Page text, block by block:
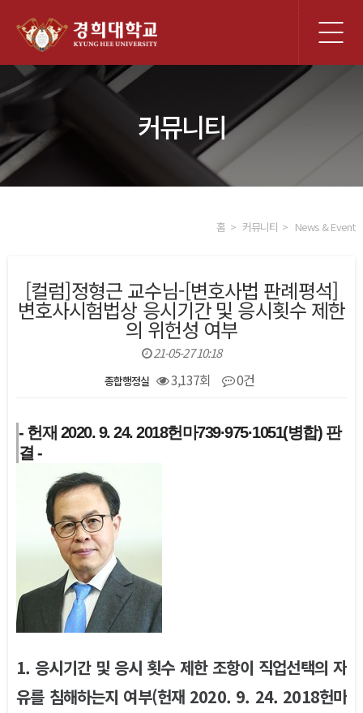
체
메
커뮤니티
홈 커뮤니티 News & Event
[컬럼]정형근 교수님-[변호사법 판례평석]
변호사시험법상 응시기간 및 응시횟수 제한
의 위헌성 여부
21-05-27 10:18
종합행정실 3,137회 0건
본문
- 헌재 2020. 9. 24. 2018헌마739·975·1051(병합) 판
결 -
1. 응시기간 및 응시 횟수 제한 조항이 직업선택의 자
유를 침해하는지 여부(헌재 2020. 9. 24. 2018헌마